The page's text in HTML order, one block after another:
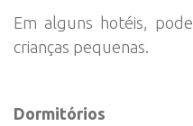
Em alguns hotéis,
crianças pequenas.
Dormitórios